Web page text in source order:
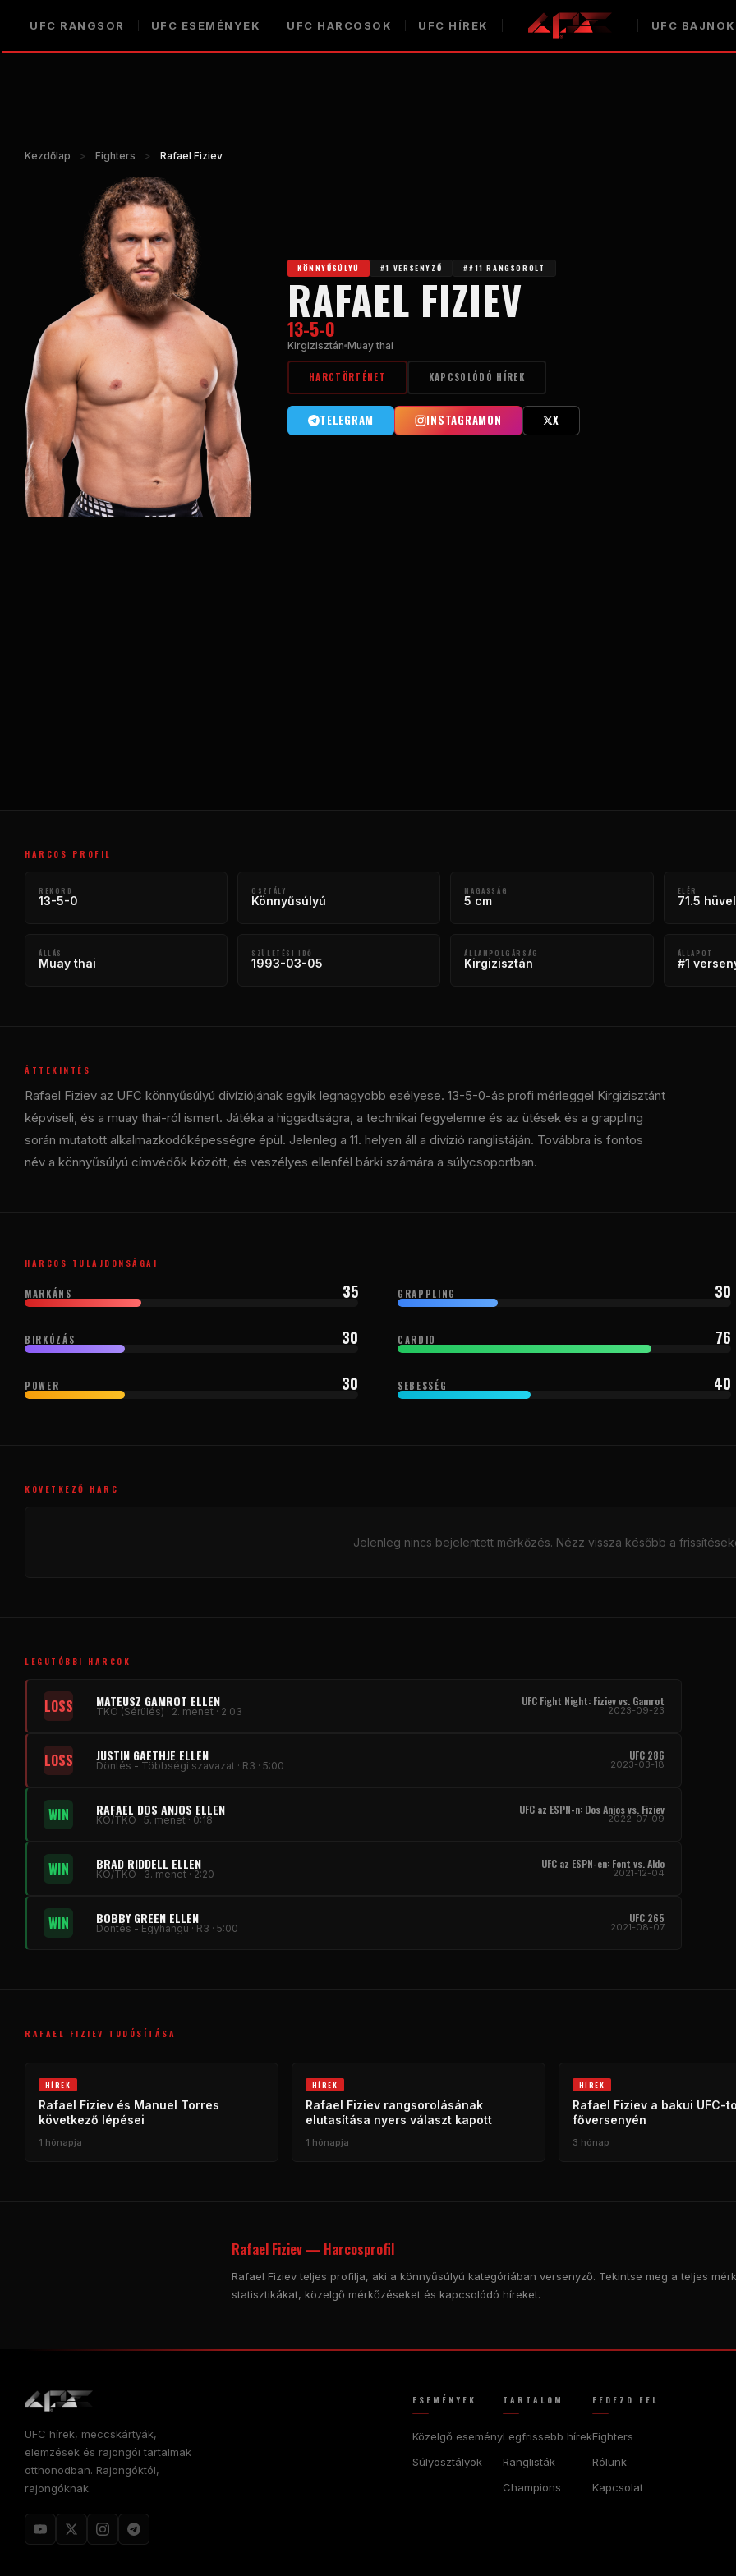
UFC RANGSOR UFC ESEMÉNYEK UFC HARCOSOK UFC HÍREK UFC
Kezdőlap > Fighters > Rafael Fiziev
KÖNNYŰSÚLYÚ #1 VERSENYZŐ ##11 RANGSOROLT
RAFAEL FIZIEV
13-5-0
Kirgizisztán Muay thai
HARCTÖRTÉNET KAPCSOLÓDÓ HÍREK
TELEGRAM INSTAGRAMON X
HARCOS PROFIL
REKORD
13-5-0
OSZTÁLY
Könnyűsúlyú
MAGASSÁG
5 cm
ELÉR
71.5
ÁLLÁS
Muay thai
SZÜLETÉSI IDŐ
1993-03-05
ÁLLAMPOLGÁRSÁG
Kirgizisztán
ÁLLAPOT
#1
ÁTTEKINTÉS
Rafael Fiziev az UFC könnyűsúlyú divíziójának egyik legnagyobb esélyese. 13-5-0-ás profi mérleggel Kirgizisztánt
képviseli, és a muay thai-ról ismert. Játéka a higgadtságra, a technikai fegyelemre és az ütések és a grappling
során mutatott alkalmazkodóképességre épül. Jelenleg a 11. helyen áll a divízió ranglistáján. Továbbra is fontos
név a könnyűsúlyú címvédők között, és veszélyes ellenfél bárki számára a súlycsoportban.
HARCOS TULAJDONSÁGAI
MARKÁNS 35 GRAPPLING 30
BIRKÓZÁS 30 CARDIO 76
POWER 30 SEBESSÉG 40
KÖVETKEZŐ HARC
Jelenleg nincs bejelentett mérkőzés. Nézz vissza később a
LEGUTÓBBI HARCOK
LOSS MATEUSZ GAMROT ELLEN
TKO (Sérülés) · 2. menet · 2:03
UFC Fight Night: Fiziev vs. Gamrot
2023-09-23
LOSS JUSTIN GAETHJE ELLEN
Döntés - Többségi szavazat · R3 · 5:00
UFC 286
2023-03-18
WIN RAFAEL DOS ANJOS ELLEN
KO/TKO · 5. menet · 0:18
UFC az ESPN-n: Dos Anjos vs. Fiziev
2022-07-09
WIN BRAD RIDDELL ELLEN
KO/TKO · 3. menet · 2:20
UFC az ESPN-en: Font vs. Aldo
2021-12-04
WIN BOBBY GREEN ELLEN
Döntés - Egyhangú · R3 · 5:00
UFC 265
2021-08-07
RAFAEL FIZIEV TUDÓSÍTÁSA
HÍREK
Rafael Fiziev és Manuel Torres
következő lépései
1 hónapja
HÍREK
Rafael Fiziev rangsorolásának
elutasítása nyers választ kapott
1 hónapja
HÍREK
Rafael Fiziev a bakui UFC-
főversenyén
3 hónap
Rafael Fiziev — Harcosprofil
Rafael Fiziev teljes profilja, aki a könnyűsúlyú kategóriában versenyző. Tekintse meg a teljes
statisztikákat, közelgő mérkőzéseket és kapcsolódó híreket.
UFC hírek, meccskártyák,
elemzések és rajongói tartalmak
otthonodban. Rajongóktól,
rajongóknak.
ESEMÉNYEK
Közelgő esemény
Súlyosztályok
TARTALOM
Legfrissebb hírek
Ranglisták
Champions
FEDEZD FEL
Fighters
Rólunk
Kapcsolat